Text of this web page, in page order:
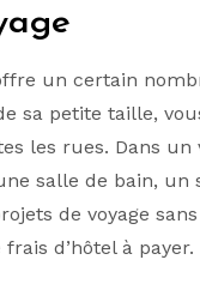
un certain
sa petite taille,
les rues. Dans un
salle de bain, un
de voyage
d’hôtel à payer.